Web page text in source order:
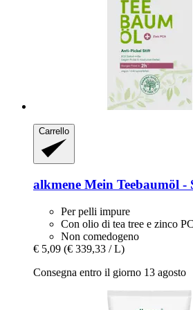
Carrello
alkmene Mein Teebaumöl
Per pelli impure
Con olio di tea tree e zinco
Non comedogeno
€ 5,09 (€ 339,33 / L)
Consegna entro il giorno 13 agosto